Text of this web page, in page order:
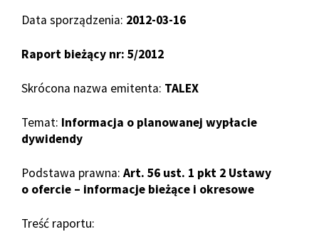
Data sporządzenia: 2012-03-16
Raport bieżący nr: 5/2012
Skrócona nazwa emitenta: TALEX
Temat: Informacja o planowanej wypłacie
dywidendy
Podstawa prawna: Art. 56 ust. 1 pkt 2 Ustawy
o ofercie – informacje bieżące i okresowe
Treść raportu: